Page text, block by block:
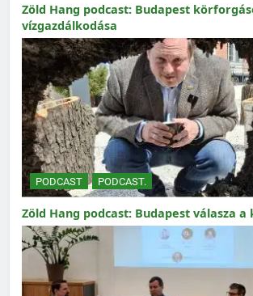
Zöld Hang podcast: Budapest
vízgazdálkodása
PODCAST PODCAST.
Zöld Hang podcast: Budapest válasza